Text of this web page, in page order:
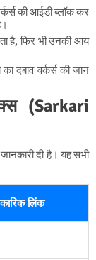
की आईडी ब्लॉक कर
है, फिर भी उनकी आय
दबाव वर्कर्स की जान
(Sarkari
दी है। यह सभी
लिंक